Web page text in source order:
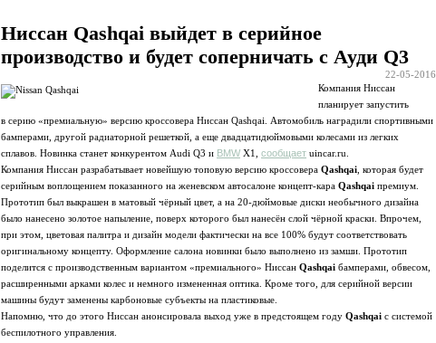
Ниссан Qashqai выйдет в серийное
производство и будет соперничать с Ауди Q3
22-05-2016
Компания Ниссан
планирует запустить
в серию «премиальную» версию кроссовера Ниссан Qashqai. Автомобиль наградили спортивными
бамперами, другой радиаторной решеткой, а еще двадцатидюймовыми колесами из легких
сплавов. Новинка станет конкурентом Audi Q3 и BMW X1, сообщает uincar.ru.
Компания Ниссан разрабатывает новейшую топовую версию кроссовера Qashqai , которая будет
серийным воплощением показанного на женевском автосалоне концепт-кара Qashqai премиум.
Прототип был выкрашен в матовый чёрный цвет, а на 20-дюймовые диски необычного дизайна
было нанесено золотое напыление, поверх которого был нанесён слой чёрной краски. Впрочем,
при этом, цветовая палитра и дизайн модели фактически на все 100% будут соответствовать
оригинальному концепту. Оформление салона новинки было выполнено из замши. Прототип
поделится с производственным вариантом «премиального» Ниссан Qashqai бамперами, обвесом,
расширенными арками колес и немного измененная оптика. Кроме того, для серийной версии
машины будут заменены карбоновые субъекты на пластиковые.
Напомню, что до этого Ниссан анонсировала выход уже в предстоящем году Qashqai с системой
беспилотного управления.